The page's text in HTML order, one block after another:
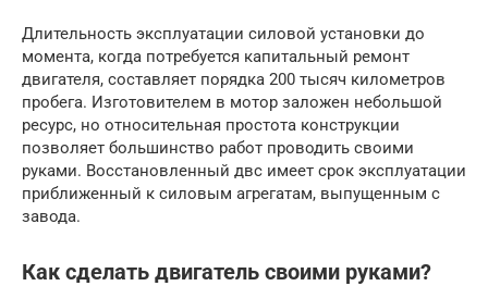
Длительность эксплуатации силовой установки до
момента, когда потребуется капитальный ремонт
двигателя, составляет порядка 200 тысяч километров
пробега. Изготовителем в мотор заложен небольшой
ресурс, но относительная простота конструкции
позволяет большинство работ проводить своими
руками. Восстановленный двс имеет срок эксплуатации
приближенный к силовым агрегатам, выпущенным с
завода.
Как сделать двигатель своими руками?